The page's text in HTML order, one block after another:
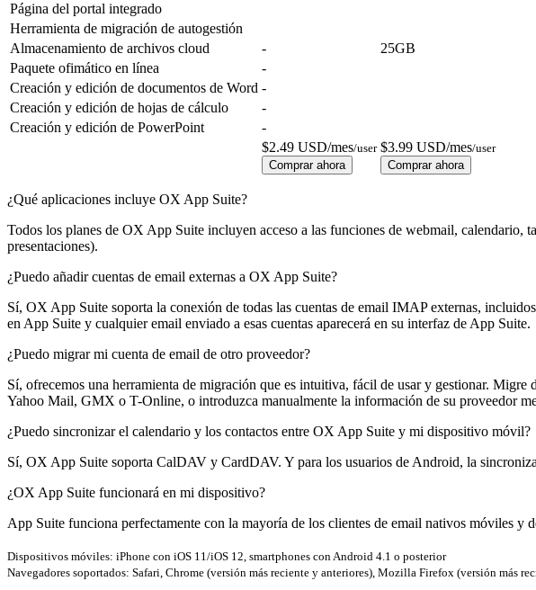
Página del portal integrado
Herramienta de migración de autogestión
Almacenamiento de archivos cloud
-
25GB
Paquete ofimático en línea
-
Creación y edición de documentos de Word -
Creación y edición de hojas de cálculo
-
Creación y edición de PowerPoint
-
$2.49 USD/mes/user
Comprar ahora
$3.99 USD/mes/user
Comprar ahora
¿Qué aplicaciones incluye OX App Suite?
Todos los planes de OX App Suite incluyen acceso a las funciones de webmail,
presentaciones).
¿Puedo añadir cuentas de email externas a OX App Suite?
Sí, OX App Suite soporta la conexión de todas las cuentas de email IMAP externas,
en App Suite y cualquier email enviado a esas cuentas aparecerá en su interfaz de App Suite.
¿Puedo migrar mi cuenta de email de otro proveedor?
Sí, ofrecemos una herramienta de migración que es intuitiva, fácil de usar y gestionar.
Yahoo Mail, GMX o T-Online, o introduzca manualmente la información de su proveedor
¿Puedo sincronizar el calendario y los contactos entre OX App Suite y mi dispositivo móvil?
Sí, OX App Suite soporta CalDAV y CardDAV. Y para los usuarios de Android, la
¿OX App Suite funcionará en mi dispositivo?
App Suite funciona perfectamente con la mayoría de los clientes de email nativos móviles y
Dispositivos móviles: iPhone con iOS 11/iOS 12, smartphones con Android 4.1 o posterior
Navegadores soportados: Safari, Chrome (versión más reciente y anteriores), Mozilla Firefox (versión más